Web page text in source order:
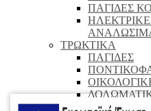
ΠΑΓΙΔΕΣ
ΤΡΩΚΤΙΚΑ
ΠΑΓΙΔΕΣ
ΑΠΩΘΗΣΗ